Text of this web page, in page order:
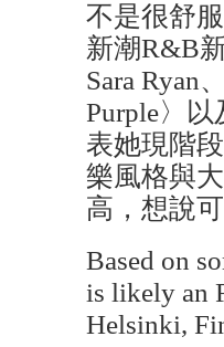
不是很舒
新潮R&B
Sara Ryan
Purple〉
表她現階
樂風格與
高，想說
Based on
is likely an
Helsinki,